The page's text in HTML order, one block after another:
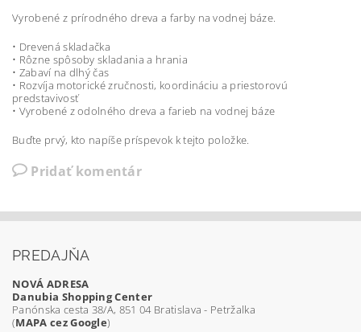
Vyrobené z prírodného dreva a farby na vodnej báze.
• Drevená skladačka
• Rôzne spôsoby skladania a hrania
• Zabaví na dlhý čas
• Rozvíja motorické zručnosti, koordináciu a priestorovú
predstavivosť
• Vyrobené z odolného dreva a farieb na vodnej báze
Buďte prvý, kto napíše príspevok k tejto položke.
Pridať komentár
PREDAJŇA
NOVÁ ADRESA
Danubia Shopping Center
Panónska cesta 38/A, 851 04 Bratislava - Petržalka
(MAPA cez Google)